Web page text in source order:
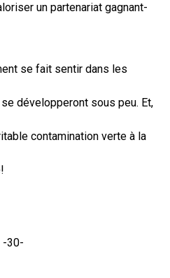
un partenariat gagnant-
se fait sentir dans les
développeront sous peu. Et,
contamination verte à la
-30-